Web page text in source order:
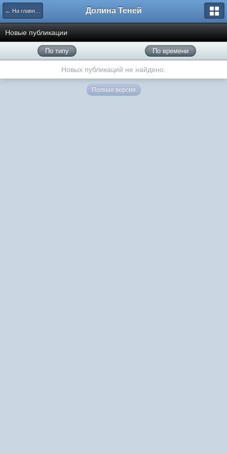
← На главную Долина Теней
Новые публикации
По типу По времени
Новых публикаций не найдено.
Полная версия